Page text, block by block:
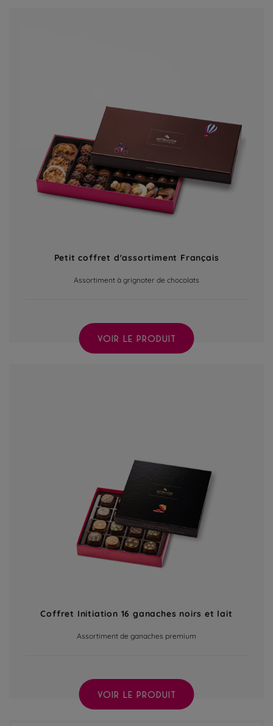
Petit coffret d'assortiment Français
Assortiment à grignoter de chocolats
VOIR LE PRODUIT
Coffret Initiation 16 ganaches noirs et lait
Assortiment de ganaches premium
VOIR LE PRODUIT